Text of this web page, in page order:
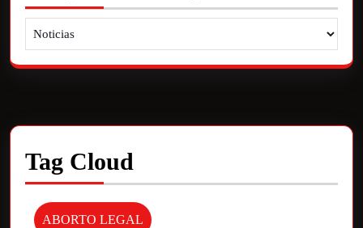
Tag Cloud
ABORTO LEGAL